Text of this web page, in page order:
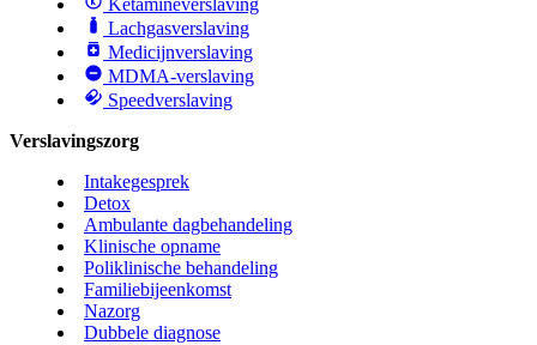
Ketamineverslaving
Lachgasverslaving
Medicijnverslaving
MDMA-verslaving
Speedverslaving
Verslavingszorg
Intakegesprek
Detox
Ambulante dagbehandeling
Klinische opname
Poliklinische behandeling
Familiebijeenkomst
Nazorg
Dubbele diagnose